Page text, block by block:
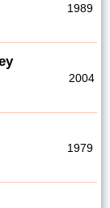
1989
2004
1979